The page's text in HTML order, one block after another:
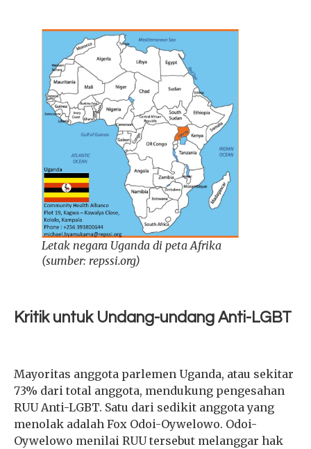
Letak negara Uganda di peta Afrika
(sumber: repssi.org)
Kritik untuk Undang-undang Anti-LGBT
Mayoritas anggota parlemen Uganda, atau sekitar
73% dari total anggota, mendukung pengesahan
RUU Anti-LGBT. Satu dari sedikit anggota yang
menolak adalah Fox Odoi-Oywelowo. Odoi-
Oywelowo menilai RUU tersebut melanggar hak